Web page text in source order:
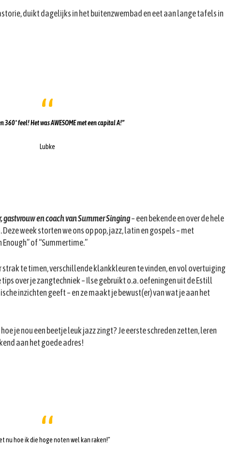
duikt dagelijks in het buitenzwembad en eet aan lange tafels in
360* feel! Het was AWESOME met een capital A!”
Lubke
gastvrouw en coach van Summer Singing– een bekende en over de hele
week storten we ons op pop, jazz, latin en gospels – met
of “Summertime.”
te timen, verschillende klankkleuren te vinden, en vol overtuiging
over je zangtechniek – Ilse gebruikt o.a. oefeningen uit de Estill
inzichten geeft – en ze maakt je bewust(er) van wat je aan het
je nou een beetje leuk jazz zingt? Je eerste schreden zetten, leren
aan het goede adres!
nu hoe ik die hoge noten wel kan raken!”